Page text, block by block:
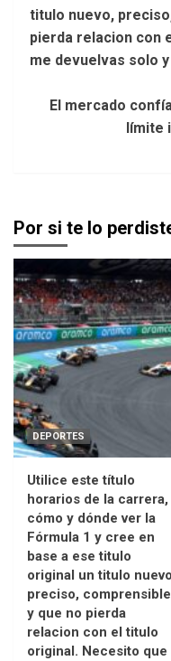
titulo nuevo,
pierda relacion con
me devuelvas solo
El mercado
límite
Por si te lo
DEPORTES
Utilice este título
horarios de la carrera,
cómo y dónde ver la
Fórmula 1 y cree en
base a ese titulo
original un titulo
preciso, comprensible
y que no pierda
relacion con el titulo
original. Necesito que